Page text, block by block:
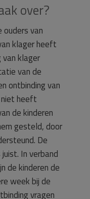
over?
ouders van
klager heeft
van klager
van de
ontbinding van
heeft
de kinderen
gesteld, door
De
In verband
de kinderen de
week bij de
vragen